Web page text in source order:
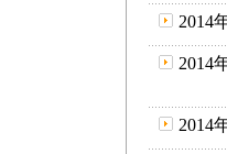
2014
2014
2014